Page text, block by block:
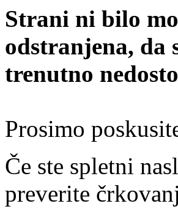
Strani ni bilo
odstranjena, da
trenutno
Prosimo
Če ste spletni
preverite